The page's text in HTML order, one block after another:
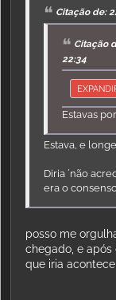
Citação de:
Citação
22:34
Estavas
Estava, e
Diria ´não
era o
posso me
chegado, e
que iria